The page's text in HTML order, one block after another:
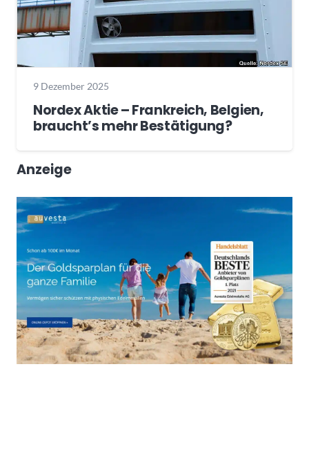
9 Dezember 2025
Nordex Aktie – Frankreich, Belgien,
braucht’s mehr Bestätigung?
Anzeige